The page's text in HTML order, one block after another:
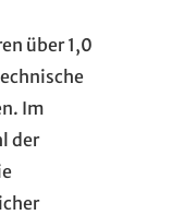
über 1,0
Im
der